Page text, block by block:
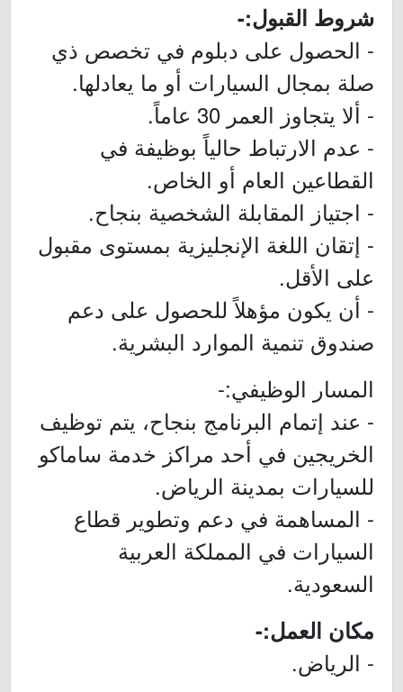
شروط القبول:-
- الحصول على دبلوم في تخصص ذي
صلة بمجال السيارات أو ما يعادلها.
- ألا يتجاوز العمر 30 عاماً.
- عدم الارتباط حالياً بوظيفة في
القطاعين العام أو الخاص.
- اجتياز المقابلة الشخصية بنجاح.
- إتقان اللغة الإنجليزية بمستوى مقبول
على الأقل.
- أن يكون مؤهلاً للحصول على دعم
صندوق تنمية الموارد البشرية.
المسار الوظيفي:-
- عند إتمام البرنامج بنجاح، يتم توظيف
الخريجين في أحد مراكز خدمة ساماكو
للسيارات بمدينة الرياض.
- المساهمة في دعم وتطوير قطاع
السيارات في المملكة العربية
السعودية.
مكان العمل:-
- الرياض.